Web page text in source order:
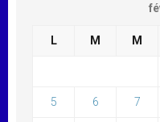
L M M
5 6 7